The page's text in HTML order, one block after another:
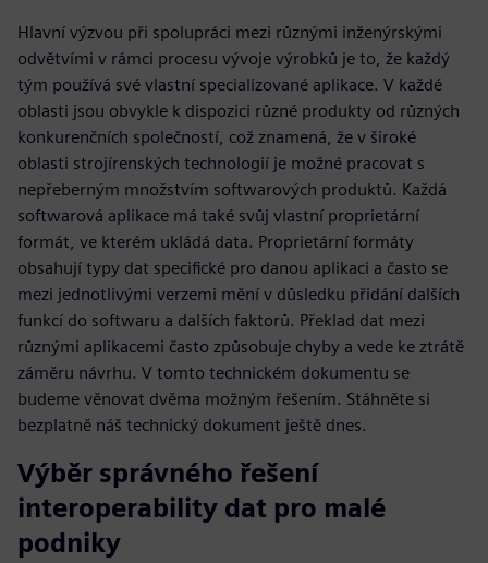
Hlavní výzvou při spolupráci mezi různými inženýrskými
odvětvími v rámci procesu vývoje výrobků je to, že každý
tým používá své vlastní specializované aplikace. V každé
oblasti jsou obvykle k dispozici různé produkty od různých
konkurenčních společností, což znamená, že v široké
oblasti strojírenských technologií je možné pracovat s
nepřeberným množstvím softwarových produktů. Každá
softwarová aplikace má také svůj vlastní proprietární
formát, ve kterém ukládá data. Proprietární formáty
obsahují typy dat specifické pro danou aplikaci a často se
mezi jednotlivými verzemi mění v důsledku přidání dalších
funkcí do softwaru a dalších faktorů. Překlad dat mezi
různými aplikacemi často způsobuje chyby a vede ke ztrátě
záměru návrhu. V tomto technickém dokumentu se
budeme věnovat dvěma možným řešením. Stáhněte si
bezplatně náš technický dokument ještě dnes.
Výběr správného řešení
interoperability dat pro malé
podniky